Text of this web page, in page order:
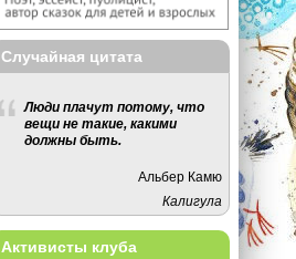
Случайная цитата
Люди плачут потому, что
вещи не такие, какими
должны быть.
Альбер Камю
Калигула
Активисты клуба